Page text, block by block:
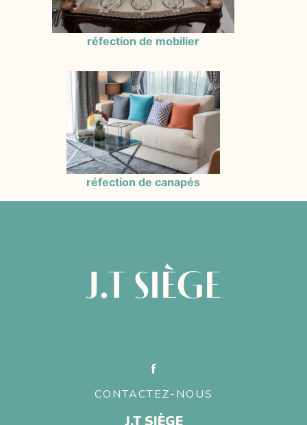
réfection de mobilier
réfection de canapés
J.T SIÈGE
CONTACTEZ-NOUS